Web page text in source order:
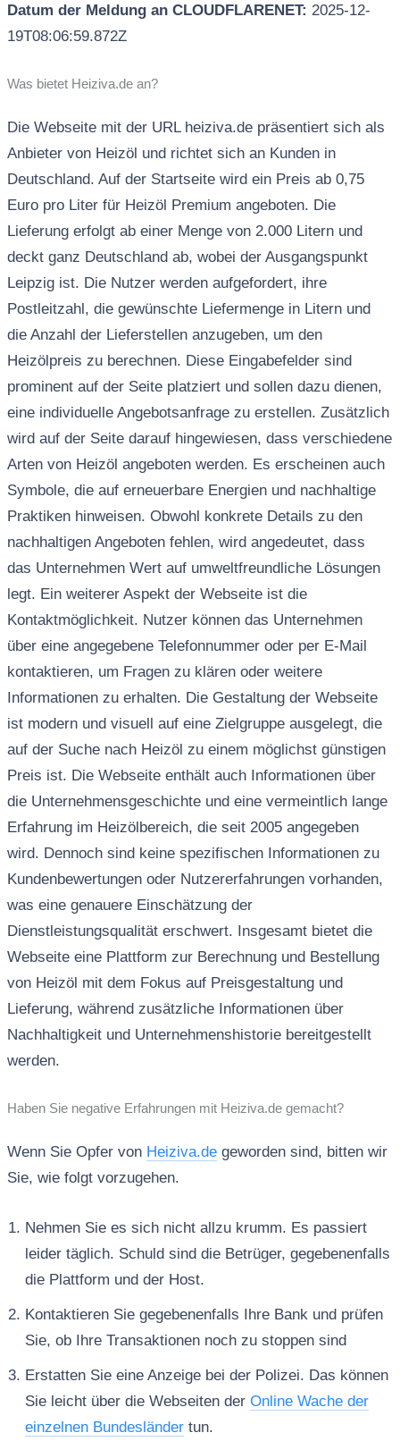
Datum der Meldung an CLOUDFLARENET: 2025-12-
19T08:06:59.872Z
Was bietet Heiziva.de an?
Die Webseite mit der URL heiziva.de präsentiert sich als
Anbieter von Heizöl und richtet sich an Kunden in
Deutschland. Auf der Startseite wird ein Preis ab 0,75
Euro pro Liter für Heizöl Premium angeboten. Die
Lieferung erfolgt ab einer Menge von 2.000 Litern und
deckt ganz Deutschland ab, wobei der Ausgangspunkt
Leipzig ist. Die Nutzer werden aufgefordert, ihre
Postleitzahl, die gewünschte Liefermenge in Litern und
die Anzahl der Lieferstellen anzugeben, um den
Heizölpreis zu berechnen. Diese Eingabefelder sind
prominent auf der Seite platziert und sollen dazu dienen,
eine individuelle Angebotsanfrage zu erstellen. Zusätzlich
wird auf der Seite darauf hingewiesen, dass verschiedene
Arten von Heizöl angeboten werden. Es erscheinen auch
Symbole, die auf erneuerbare Energien und nachhaltige
Praktiken hinweisen. Obwohl konkrete Details zu den
nachhaltigen Angeboten fehlen, wird angedeutet, dass
das Unternehmen Wert auf umweltfreundliche Lösungen
legt. Ein weiterer Aspekt der Webseite ist die
Kontaktmöglichkeit. Nutzer können das Unternehmen
über eine angegebene Telefonnummer oder per E-Mail
kontaktieren, um Fragen zu klären oder weitere
Informationen zu erhalten. Die Gestaltung der Webseite
ist modern und visuell auf eine Zielgruppe ausgelegt, die
auf der Suche nach Heizöl zu einem möglichst günstigen
Preis ist. Die Webseite enthält auch Informationen über
die Unternehmensgeschichte und eine vermeintlich lange
Erfahrung im Heizölbereich, die seit 2005 angegeben
wird. Dennoch sind keine spezifischen Informationen zu
Kundenbewertungen oder Nutzererfahrungen vorhanden,
was eine genauere Einschätzung der
Dienstleistungsqualität erschwert. Insgesamt bietet die
Webseite eine Plattform zur Berechnung und Bestellung
von Heizöl mit dem Fokus auf Preisgestaltung und
Lieferung, während zusätzliche Informationen über
Nachhaltigkeit und Unternehmenshistorie bereitgestellt
werden.
Haben Sie negative Erfahrungen mit Heiziva.de gemacht?
Wenn Sie Opfer von Heiziva.degeworden sind, bitten wir
Sie, wie folgt vorzugehen.
Nehmen Sie es sich nicht allzu krumm. Es passiert
leider täglich. Schuld sind die Betrüger, gegebenenfalls
die Plattform und der Host.
Kontaktieren Sie gegebenenfalls Ihre Bank und prüfen
Sie, ob Ihre Transaktionen noch zu stoppen sind
Erstatten Sie eine Anzeige bei der Polizei. Das können
Sie leicht über die Webseiten der Online Wache der
einzelnen Bundesländertun.